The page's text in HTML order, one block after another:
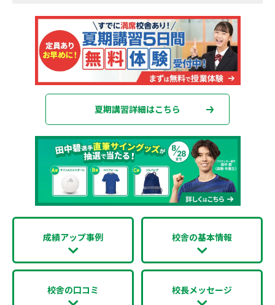
夏期講習詳細はこちら
成績アップ事例 校舎の基本情報
校舎の口コミ 校長メッセージ